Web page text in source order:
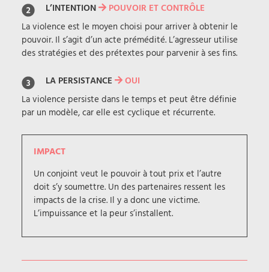
L’INTENTION
POUVOIR ET CONTRÔLE
La violence est le moyen choisi pour arriver à obtenir le
pouvoir. Il s’agit d’un acte prémédité. L’agresseur utilise
des stratégies et des prétextes pour parvenir à ses fins.
LA PERSISTANCE OUI
La violence persiste dans le temps et peut être définie
par un modèle, car elle est cyclique et récurrente.
IMPACT
Un conjoint veut le pouvoir à tout prix et l’autre
doit s’y soumettre. Un des partenaires ressent les
impacts de la crise. Il y a donc une victime.
L’impuissance et la peur s’installent.